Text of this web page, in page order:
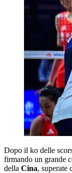
Dopo il ko delle
firmando un grande
della Cina, superate